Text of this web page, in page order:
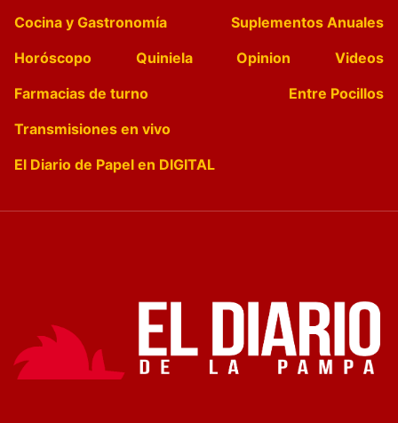
Cocina y Gastronomía
Suplementos Anuales
Horóscopo
Quiniela Opinion
Videos
Farmacias de turno
Entre Pocillos
Transmisiones en vivo
El Diario de Papel en DIGITAL